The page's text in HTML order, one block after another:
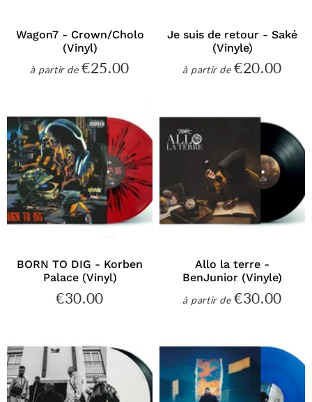
Wagon7 - Crown/Cholo
(Vinyl)
à partir dePrix
€25.00
Je suis de retour - Saké
(Vinyle)
à partir dePrix
€20.00
BORN TO DIG - Korben
Palace (Vinyl)
Prix
€30.00
Allo la terre -
BenJunior (Vinyle)
à partir dePrix
€30.00